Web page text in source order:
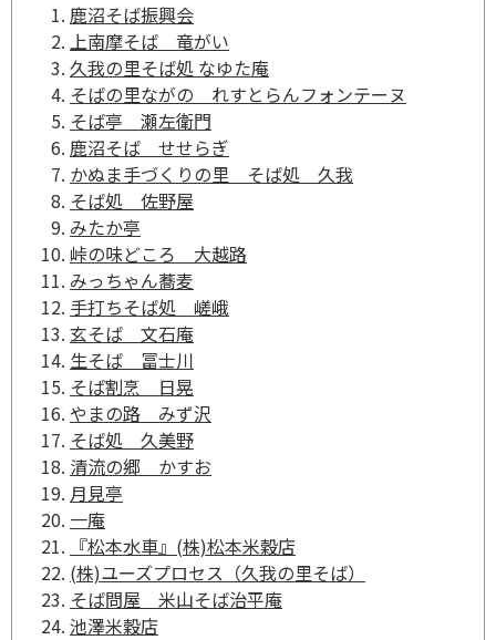
鹿沼そば振興会
上南摩そば 竜がい
久我の里そば処 なゆた庵
そばの里ながの れすとらんフォンテーヌ
そば亭 瀬左衛門
鹿沼そば せせらぎ
かぬま手づくりの里 そば処 久我
そば処 佐野屋
みたか亭
峠の味どころ 大越路
みっちゃん蕎麦
手打ちそば処 嵯峨
玄そば 文石庵
生そば 冨士川
そば割烹 日晃
やまの路 みず沢
そば処 久美野
清流の郷 かすお
月見亭
一庵
『松本水車』(株)松本米穀店
(株)ユーズプロセス（久我の里そば）
そば問屋 米山そば治平庵
池澤米穀店